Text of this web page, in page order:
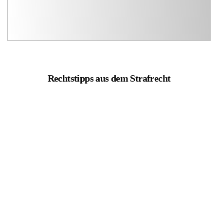
Rechtstipps aus dem Strafrecht